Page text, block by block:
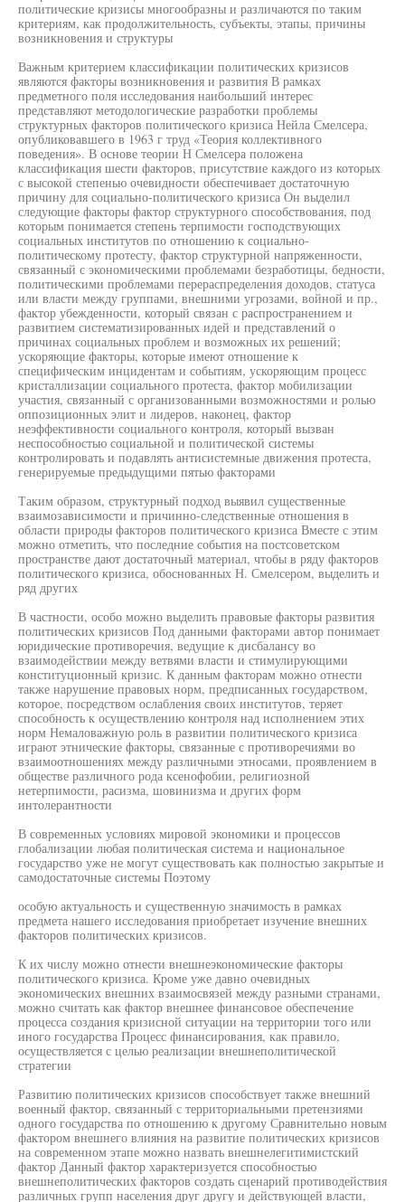
политические кризисы многообразны и различаются по таким
критериям, как продолжительность, субъекты, этапы, причины
возникновения и структуры
Важным критерием классификации политических кризисов
являются факторы возникновения и развития В рамках
предметного поля исследования наибольший интерес
представляют методологические разработки проблемы
структурных факторов политического кризиса Нейла Смелсера,
опубликовавшего в 1963 г труд «Теория коллективного
поведения». В основе теории Н Смелсера положена
классификация шести факторов, присутствие каждого из которых
с высокой степенью очевидности обеспечивает достаточную
причину для социально-политического кризиса Он выделил
следующие факторы фактор структурного способствования, под
которым понимается степень терпимости господствующих
социальных институтов по отношению к социально-
политическому протесту, фактор структурной напряженности,
связанный с экономическими проблемами безработицы, бедности,
политическими проблемами перераспределения доходов, статуса
или власти между группами, внешними угрозами, войной и пр.,
фактор убежденности, который связан с распространением и
развитием систематизированных идей и представлений о
причинах социальных проблем и возможных их решений;
ускоряющие факторы, которые имеют отношение к
специфическим инцидентам и событиям, ускоряющим процесс
кристаллизации социального протеста, фактор мобилизации
участия, связанный с организованными возможностями и ролью
оппозиционных элит и лидеров, наконец, фактор
неэффективности социального контроля, который вызван
неспособностью социальной и политической системы
контролировать и подавлять антисистемные движения протеста,
генерируемые предыдущими пятью факторами
Таким образом, структурный подход выявил существенные
взаимозависимости и причинно-следственные отношения в
области природы факторов политического кризиса Вместе с этим
можно отметить, что последние события на постсоветском
пространстве дают достаточный материал, чтобы в ряду факторов
политического кризиса, обоснованных Н. Смелсером, выделить и
ряд других
В частности, особо можно выделить правовые факторы развития
политических кризисов Под данными факторами автор понимает
юридические противоречия, ведущие к дисбалансу во
взаимодействии между ветвями власти и стимулирующими
конституционный кризис. К данным факторам можно отнести
также нарушение правовых норм, предписанных государством,
которое, посредством ослабления своих институтов, теряет
способность к осуществлению контроля над исполнением этих
норм Немаловажную роль в развитии политического кризиса
играют этнические факторы, связанные с противоречиями во
взаимоотношениях между различными этносами, проявлением в
обществе различного рода ксенофобии, религиозной
нетерпимости, расизма, шовинизма и других форм
интолерантности
В современных условиях мировой экономики и процессов
глобализации любая политическая система и национальное
государство уже не могут существовать как полностью закрытые и
самодостаточные системы Поэтому
особую актуальность и существенную значимость в рамках
предмета нашего исследования приобретает изучение внешних
факторов политических кризисов.
К их числу можно отнести внешнеэкономические факторы
политического кризиса. Кроме уже давно очевидных
экономических внешних взаимосвязей между разными странами,
можно считать как фактор внешнее финансовое обеспечение
процесса создания кризисной ситуации на территории того или
иного государства Процесс финансирования, как правило,
осуществляется с целью реализации внешнеполитической
стратегии
Развитию политических кризисов способствует также внешний
военный фактор, связанный с территориальными претензиями
одного государства по отношению к другому Сравнительно новым
фактором внешнего влияния на развитие политических кризисов
на современном этапе можно назвать внешнелегитимистский
фактор Данный фактор характеризуется способностью
внешнеполитических факторов создать сценарий противодействия
различных групп населения друг другу и действующей власти,